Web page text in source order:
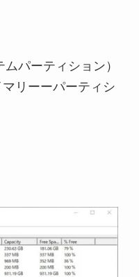
パーティション）
リーーパーティシ